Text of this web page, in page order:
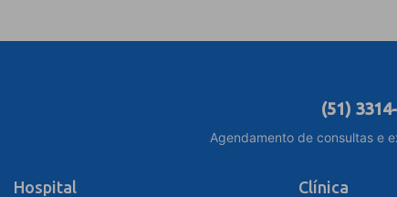
(51)
Agendamento de consultas e
Hospital
Clínica